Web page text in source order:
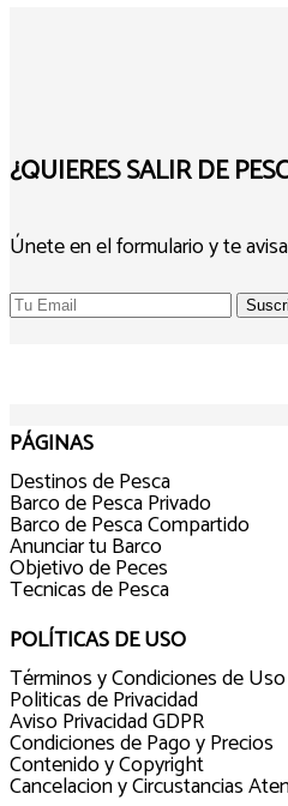
¿QUIERES SALIR DE
Únete en el formulario y te
PÁGINAS
Destinos de Pesca
Barco de Pesca Privado
Barco de Pesca Compartido
Anunciar tu Barco
Objetivo de Peces
Tecnicas de Pesca
POLÍTICAS DE USO
Términos y Condiciones de Uso
Politicas de Privacidad
Aviso Privacidad GDPR
Condiciones de Pago y Precios
Contenido y Copyright
Cancelacion y Circustancias